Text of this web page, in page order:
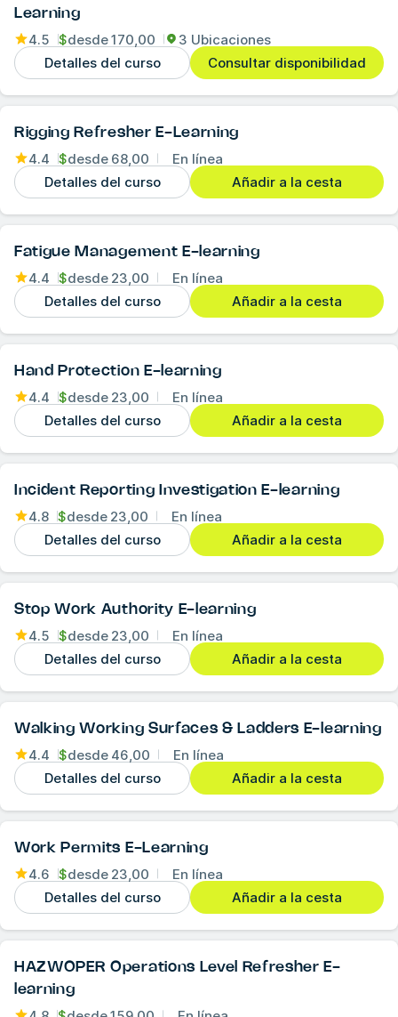
Learning
4.5 $desde170,00
3 Ubicaciones
Detalles del curso
Consultar disponibilidad
Rigging Refresher E-Learning
4.4 $desde 68,00
En línea
Detalles del curso
Añadir a la cesta
Fatigue Management E-learning
4.4 $desde 23,00
En línea
Detalles del curso
Añadir a la cesta
Hand Protection E-learning
4.4 $desde 23,00
En línea
Detalles del curso
Añadir a la cesta
Incident Reporting Investigation E-learning
4.8 $desde 23,00
En línea
Detalles del curso
Añadir a la cesta
Stop Work Authority E-learning
4.5 $desde 23,00
En línea
Detalles del curso
Añadir a la cesta
Walking Working Surfaces & Ladders E-learning
4.4 $desde 46,00
En línea
Detalles del curso
Añadir a la cesta
Work Permits E-Learning
4.6 $desde 23,00
En línea
Detalles del curso
Añadir a la cesta
HAZWOPER Operations Level Refresher E-
learning